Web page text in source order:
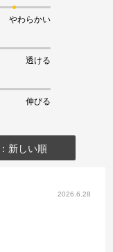
やわらかい
透ける
伸びる
新しい順
2026.6.28